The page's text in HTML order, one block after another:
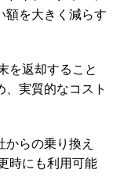
額を大きく減らす
を返却すること
実質的なコスト
らの乗り換え
時にも利用可能